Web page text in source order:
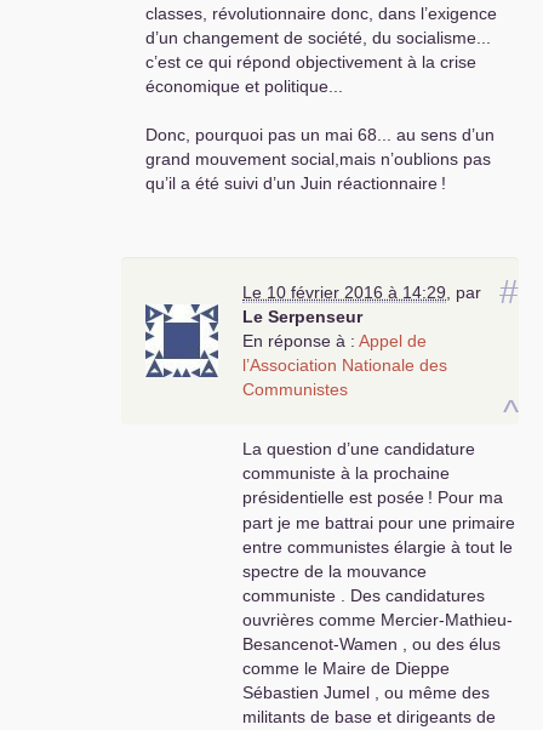
classes, révolutionnaire donc, dans l’exigence
d’un changement de société, du socialisme...
c’est ce qui répond objectivement à la crise
économique et politique...
Donc, pourquoi pas un mai 68... au sens d’un
grand mouvement social,mais n’oublions pas
qu’il a été suivi d’un Juin réactionnaire !
#
^
Le 10 février 2016 à 14:29
par
Le Serpenseur
En réponse à : Appel de
l’Association Nationale des
Communistes
La question d’une candidature
communiste à la prochaine
présidentielle est posée ! Pour ma
part je me battrai pour une primaire
entre communistes élargie à tout le
spectre de la mouvance
communiste . Des candidatures
ouvrières comme Mercier-Mathieu-
Besancenot-Wamen , ou des élus
comme le Maire de Dieppe
Sébastien Jumel , ou même des
militants de base et dirigeants de